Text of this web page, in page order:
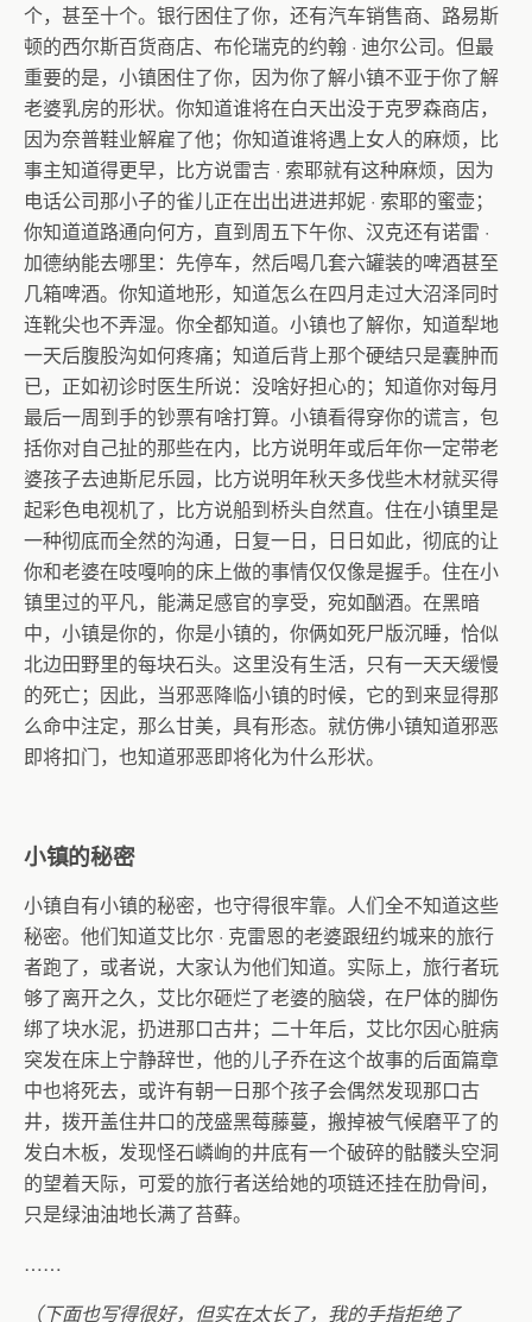
个，甚至十个。银行困住了你，还有汽车销售商、路易斯
顿的西尔斯百货商店、布伦瑞克的约翰 · 迪尔公司。但最
重要的是，小镇困住了你，因为你了解小镇不亚于你了解
老婆乳房的形状。你知道谁将在白天出没于克罗森商店，
因为奈普鞋业解雇了他；你知道谁将遇上女人的麻烦，比
事主知道得更早，比方说雷吉 · 索耶就有这种麻烦，因为
电话公司那小子的雀儿正在出出进进邦妮 · 索耶的蜜壶；
你知道道路通向何方，直到周五下午你、汉克还有诺雷 ·
加德纳能去哪里：先停车，然后喝几套六罐装的啤酒甚至
几箱啤酒。你知道地形，知道怎么在四月走过大沼泽同时
连靴尖也不弄湿。你全都知道。小镇也了解你，知道犁地
一天后腹股沟如何疼痛；知道后背上那个硬结只是囊肿而
已，正如初诊时医生所说：没啥好担心的；知道你对每月
最后一周到手的钞票有啥打算。小镇看得穿你的谎言，包
括你对自己扯的那些在内，比方说明年或后年你一定带老
婆孩子去迪斯尼乐园，比方说明年秋天多伐些木材就买得
起彩色电视机了，比方说船到桥头自然直。住在小镇里是
一种彻底而全然的沟通，日复一日，日日如此，彻底的让
你和老婆在吱嘎响的床上做的事情仅仅像是握手。住在小
镇里过的平凡，能满足感官的享受，宛如酗酒。在黑暗
中，小镇是你的，你是小镇的，你俩如死尸版沉睡，恰似
北边田野里的每块石头。这里没有生活，只有一天天缓慢
的死亡；因此，当邪恶降临小镇的时候，它的到来显得那
么命中注定，那么甘美，具有形态。就仿佛小镇知道邪恶
即将扣门，也知道邪恶即将化为什么形状。
小镇的秘密
小镇自有小镇的秘密，也守得很牢靠。人们全不知道这些
秘密。他们知道艾比尔 · 克雷恩的老婆跟纽约城来的旅行
者跑了，或者说，大家认为他们知道。实际上，旅行者玩
够了离开之久，艾比尔砸烂了老婆的脑袋，在尸体的脚伤
绑了块水泥，扔进那口古井；二十年后，艾比尔因心脏病
突发在床上宁静辞世，他的儿子乔在这个故事的后面篇章
中也将死去，或许有朝一日那个孩子会偶然发现那口古
井，拨开盖住井口的茂盛黑莓藤蔓，搬掉被气候磨平了的
发白木板，发现怪石嶙峋的井底有一个破碎的骷髅头空洞
的望着天际，可爱的旅行者送给她的项链还挂在肋骨间，
只是绿油油地长满了苔藓。
……
（下面也写得很好，但实在太长了，我的手指拒绝了